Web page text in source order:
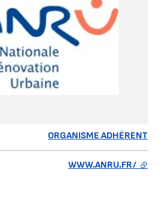
ORGANISME ADHÉRENT
WWW.ANRU.FR/ -